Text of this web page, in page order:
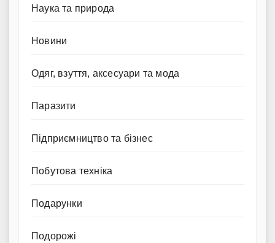
Наука та природа
Новини
Одяг, взуття, аксесуари та мода
Паразити
Підприємництво та бізнес
Побутова техніка
Подарунки
Подорожі